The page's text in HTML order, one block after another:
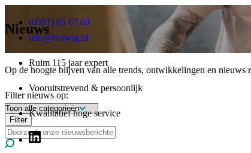
(0591) 65 67 69
info@harwig.nl
Ruim 115 jaar expert
Vooruitstrevend & persoonlijk
Kwalitatief hoge service
Nieuws
Op de hoogte blijven van alle trends, ontwikkelingen en nieuws
Filter nieuws op:
Filter